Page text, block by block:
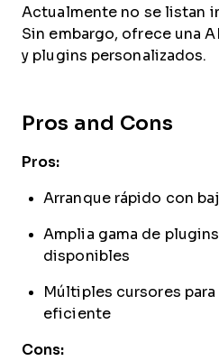
Actualmente no se listan
Sin embargo, ofrece una
y plugins personalizados.
Pros and Cons
Pros:
Arranque rápido con
Amplia gama de plugins
disponibles
Múltiples cursores
eficiente
Cons: